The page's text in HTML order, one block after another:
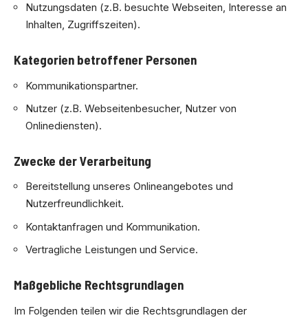
Nutzungsdaten (z.B. besuchte Webseiten, Interesse an
Inhalten, Zugriffszeiten).
Kategorien betroffener Personen
Kommunikationspartner.
Nutzer (z.B. Webseitenbesucher, Nutzer von
Onlinediensten).
Zwecke der Verarbeitung
Bereitstellung unseres Onlineangebotes und
Nutzerfreundlichkeit.
Kontaktanfragen und Kommunikation.
Vertragliche Leistungen und Service.
Maßgebliche Rechtsgrundlagen
Im Folgenden teilen wir die Rechtsgrundlagen der